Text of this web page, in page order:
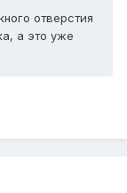
отверстия
а это уже